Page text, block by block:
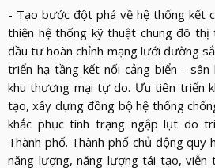
- Tạo bước đột phá về hệ thống kết
thiện hệ thống kỹ thuật chung đô thị
đầu tư hoàn chỉnh mạng lưới đường
triển hạ tầng kết nối cảng biển -
khu thương mại tự do. Ưu tiên triển
tạo, xây dựng đồng bộ hệ thống
khắc phục tình trạng ngập lụt do
Thành phố. Thành phố chủ động quy
năng lượng, năng lượng tái tạo, viễn